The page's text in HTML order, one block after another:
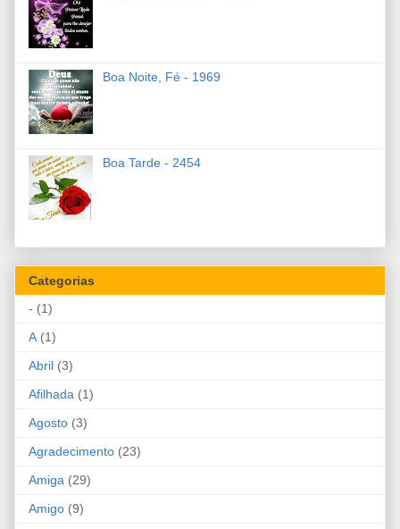
Boa Noite, Fé - 1969
Boa Tarde - 2454
Categorias
- (1)
A (1)
Abril (3)
Afilhada (1)
Agosto (3)
Agradecimento (23)
Amiga (29)
Amigo (9)